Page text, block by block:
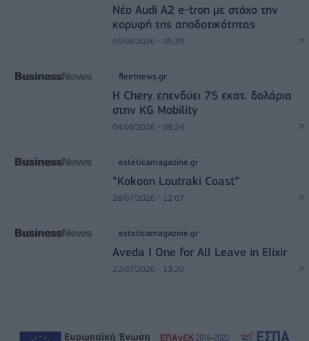
Νέο Audi A2 e-tron με στόχο την
κορυφή της αποδοτικότητας
05/08/2026 - 05:39
fleetnews.gr
Η Chery επενδύει 75 εκατ. δολάρια
στην KG Mobility
04/08/2026 - 09:24
esteticamagazine.gr
“Kokoon Loutraki Coast”
28/07/2026 - 12:07
esteticamagazine.gr
Aveda I One for All Leave in Elixir
22/07/2026 - 13:20